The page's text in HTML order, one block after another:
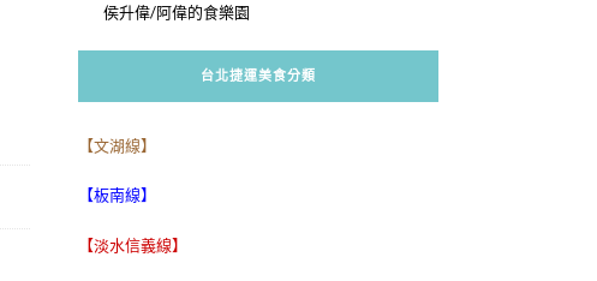
侯升偉/阿偉的食樂園
台北捷運美食分類
【文湖線】
【板南線】
【淡水信義線】